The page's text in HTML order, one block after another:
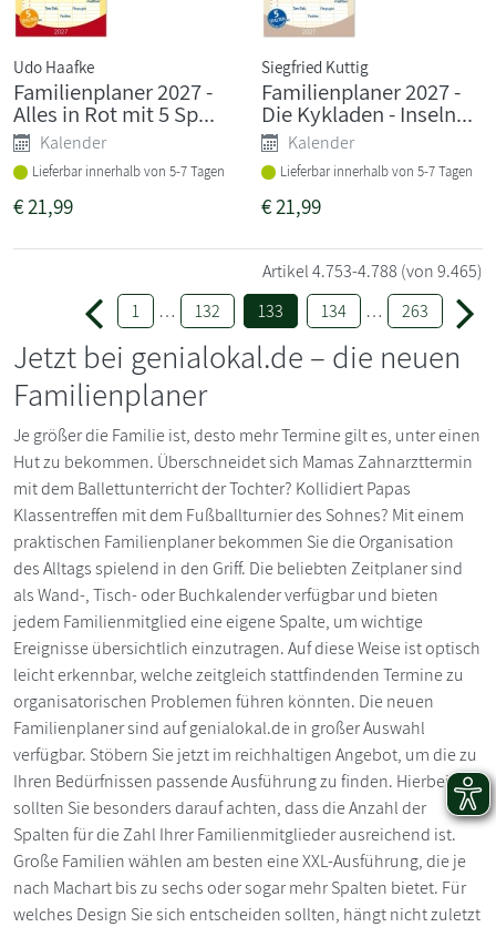
Udo Haafke
Familienplaner 2027 -
Alles in Rot mit 5 Sp...
Kalender
Lieferbar innerhalb von 5-7 Tagen
€21,99
Siegfried Kuttig
Familienplaner 2027 -
Die Kykladen - Inseln...
Kalender
Lieferbar innerhalb von 5-7 Tagen
€21,99
Artikel4.753-4.788 (von 9.465)
1
… 132 133 134 … 263
Jetzt bei genialokal.de – die neuen
Familienplaner
Je größer die Familie ist, desto mehr Termine gilt es, unter einen
Hut zu bekommen. Überschneidet sich Mamas Zahnarzttermin
mit dem Ballettunterricht der Tochter? Kollidiert Papas
Klassentreffen mit dem Fußballturnier des Sohnes? Mit einem
praktischen Familienplaner bekommen Sie die Organisation
des Alltags spielend in den Griff. Die beliebten Zeitplaner sind
als Wand-, Tisch- oder Buchkalender verfügbar und bieten
jedem Familienmitglied eine eigene Spalte, um wichtige
Ereignisse übersichtlich einzutragen. Auf diese Weise ist optisch
leicht erkennbar, welche zeitgleich stattfindenden Termine zu
organisatorischen Problemen führen könnten. Die neuen
Familienplaner sind auf genialokal.de in großer Auswahl
verfügbar. Stöbern Sie jetzt im reichhaltigen Angebot, um die zu
Ihren Bedürfnissen passende Ausführung zu finden. Hierbei
sollten Sie besonders darauf achten, dass die Anzahl der
Spalten für die Zahl Ihrer Familienmitglieder ausreichend ist.
Große Familien wählen am besten eine XXL-Ausführung, die je
nach Machart bis zu sechs oder sogar mehr Spalten bietet. Für
welches Design Sie sich entscheiden sollten, hängt nicht zuletzt